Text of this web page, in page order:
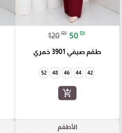
120₪ 50 ₪
طقم صيفي 3901 خمري
42
44
46
48
52
add_shopping_cart
الأطقم